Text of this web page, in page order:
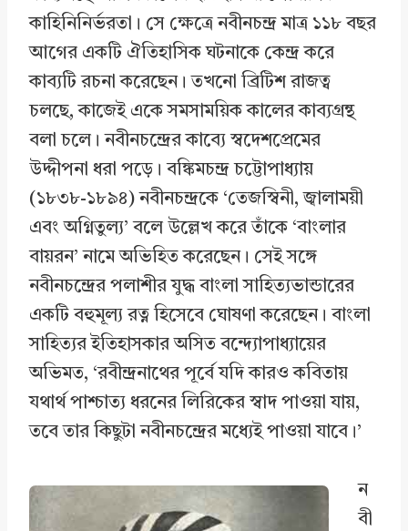
কাহিনিনির্ভরতা। সে ক্ষেত্রে নবীনচন্দ্র মাত্র ১১৮ বছর
আগের একটি ঐতিহাসিক ঘটনাকে কেন্দ্র করে
কাব্যটি রচনা করেছেন। তখনো ব্রিটিশ রাজত্ব
চলছে, কাজেই একে সমসাময়িক কালের কাব্যগ্রন্থ
বলা চলে। নবীনচন্দ্রের কাব্যে স্বদেশপ্রেমের
উদ্দীপনা ধরা পড়ে। বঙ্কিমচন্দ্র চট্টোপাধ্যায়
(১৮৩৮-১৮৯৪) নবীনচন্দ্রকে ‘তেজস্বিনী, জ্বালাময়ী
এবং অগ্নিতুল্য’ বলে উল্লেখ করে তাঁকে ‘বাংলার
বায়রন’ নামে অভিহিত করেছেন। সেই সঙ্গে
নবীনচন্দ্রের পলাশীর যুদ্ধ বাংলা সাহিত্যভান্ডারের
একটি বহুমূল্য রত্ন হিসেবে ঘোষণা করেছেন। বাংলা
সাহিত্যর ইতিহাসকার অসিত বন্দ্যোপাধ্যায়ের
অভিমত, ‘রবীন্দ্রনাথের পূর্বে যদি কারও কবিতায়
যথার্থ পাশ্চাত্য ধরনের লিরিকের স্বাদ পাওয়া যায়,
তবে তার কিছুটা নবীনচন্দ্রের মধ্যেই পাওয়া যাবে।’
ন
বী